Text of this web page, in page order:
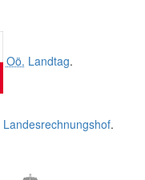
Oö. Landtag.
Landesrechnungshof.